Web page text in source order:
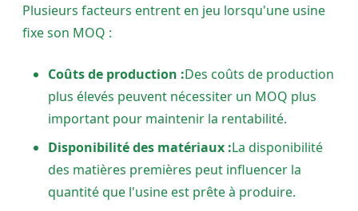
Plusieurs facteurs entrent en jeu lorsqu'une usine
fixe son MOQ :
Coûts de production :Des coûts de production
plus élevés peuvent nécessiter un MOQ plus
important pour maintenir la rentabilité.
Disponibilité des matériaux :La disponibilité
des matières premières peut influencer la
quantité que l'usine est prête à produire.